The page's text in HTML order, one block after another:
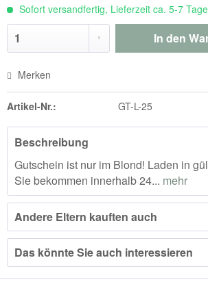
Sofort versandfertig, Lieferzeit ca. 5-7
In den
Merken
Artikel-Nr.: GT-L-25
Beschreibung
Gutschein ist nur im Blond! Laden in
Sie bekommen innerhalb 24... mehr
Andere Eltern kauften auch
Das könnte Sie auch interessieren